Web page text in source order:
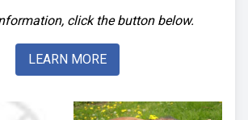
click the button below.
LEARN MORE